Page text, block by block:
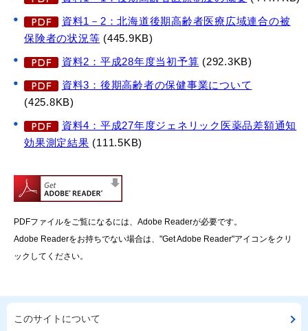
資料1－2：北海道後期高齢者医療広域連合の被
保険者の状況等 (445.9KB)
資料2：平成28年度当初予算 (292.3KB)
資料3：後期高齢者の保健事業について
(425.8KB)
資料4：平成27年度ジェネリック医薬品差額通知
効果測定結果 (111.5KB)
PDFファイルをご覧になるには、Adobe Readerが必要です。
Adobe Readerをお持ちでない場合は、"Get Adobe Reader"アイコンをクリ
ックしてください。
このサイトについて